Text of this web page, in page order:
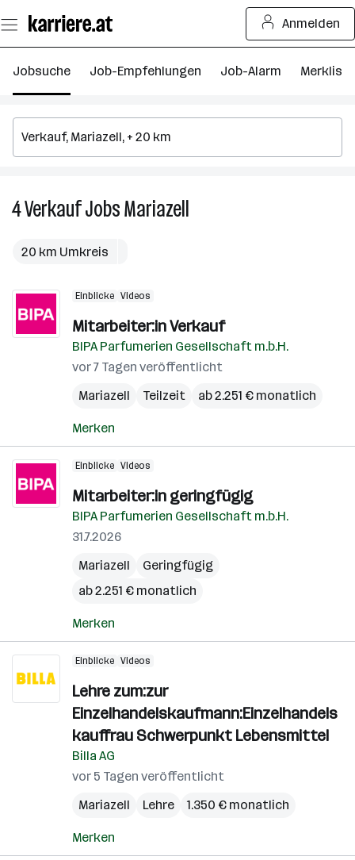
Seiteninhalt
springen
Anmelden
Jobsuche Job-Empfehlungen Job-Alarm Merkliste
4VerkaufJobsMariazell
20 km Umkreis
Einblicke Videos
Mitarbeiter:in Verkauf
BIPA Parfumerien Gesellschaft m.b.H.
vor 7 Tagen veröffentlicht
Mariazell
Teilzeit ab 2.251 € monatlich
Merken
Einblicke Videos
Mitarbeiter:in geringfügig
BIPA Parfumerien Gesellschaft m.b.H.
31.7.2026
Mariazell
Geringfügig
ab 2.251 € monatlich
Merken
Einblicke Videos
Lehre zum:zur
Einzelhandelskaufmann:Einzelhandels
kauffrau Schwerpunkt Lebensmittel
Billa AG
vor 5 Tagen veröffentlicht
Mariazell
Lehre 1.350 € monatlich
Merken